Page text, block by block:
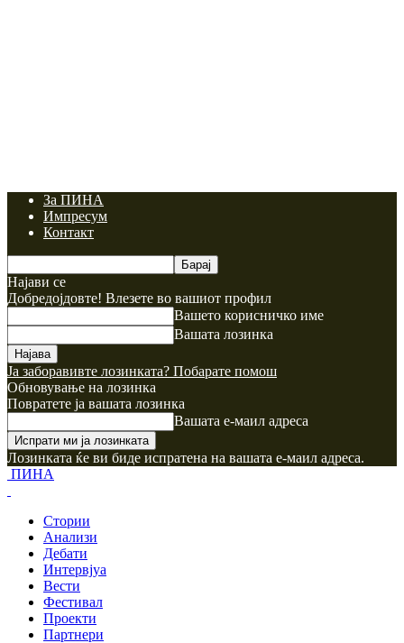
За ПИНА
Импресум
Контакт
Најави се
Добредојдовте! Влезете во вашиот профил
Вашето корисничко име
Вашата лозинка
Ја заборавивте лозинката? Побарате помош
Обновување на лозинка
Повратете ја вашата лозинка
Вашата е-маил адреса
Лозинката ќе ви биде испратена на вашата е-маил адреса.
ПИНА
Стории
Анализи
Дебати
Интервјуа
Вести
Фестивал
Проекти
Партнери